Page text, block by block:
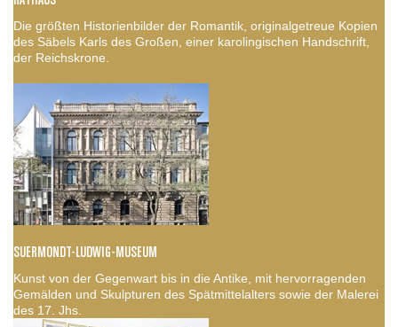
Die größten Historienbilder der Romantik, originalgetreue Kopien
des Säbels Karls des Großen, einer karolingischen Handschrift,
der Reichskrone.
SUERMONDT-LUDWIG-MUSEUM
Kunst von der Gegenwart bis in die Antike, mit hervorragenden
Gemälden und Skulpturen des Spätmittelalters sowie der Malerei
des 17. Jhs.